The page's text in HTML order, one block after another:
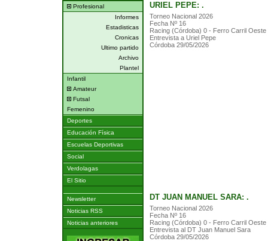
Profesional
Informes
Estadisticas
Cronicas
Ultimo partido
Archivo
Plantel
Infantil
Amateur
Futsal
Femenino
Deportes
Educación Física
Escuelas Deportivas
Social
Verdolagas
El Sitio
Newsletter
Noticias RSS
Noticias anteriores
URIEL PEPE: .
Torneo Nacional 2026
Fecha Nº 16
Racing (Córdoba) 0 - Ferro Carril Oeste
Entrevista a Uriel Pepe
Córdoba 29/05/2026
DT JUAN MANUEL SARA: .
Torneo Nacional 2026
Fecha Nº 16
Racing (Córdoba) 0 - Ferro Carril Oeste
Entrevista al DT Juan Manuel Sara
Córdoba 29/05/2026